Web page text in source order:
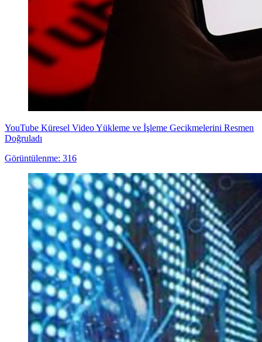
YouTube Küresel Video Yükleme ve İşleme Gecikmelerini Resmen
Doğruladı
Görüntülenme: 316